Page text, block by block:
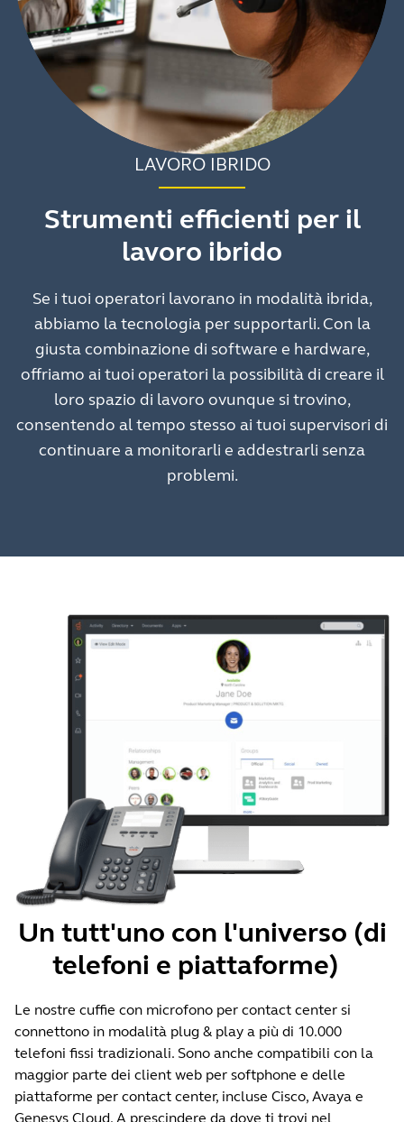
LAVORO IBRIDO
Strumenti efficienti per il
lavoro ibrido
Se i tuoi operatori lavorano in modalità ibrida,
abbiamo la tecnologia per supportarli. Con la
giusta combinazione di software e hardware,
offriamo ai tuoi operatori la possibilità di creare il
loro spazio di lavoro ovunque si trovino,
consentendo al tempo stesso ai tuoi supervisori di
continuare a monitorarli e addestrarli senza
problemi.
Un tutt'uno con l'universo (di
telefoni e piattaforme)
Le nostre cuffie con microfono per contact center si
connettono in modalità plug & play a più di 10.000
telefoni fissi tradizionali. Sono anche compatibili con la
maggior parte dei client web per softphone e delle
piattaforme per contact center, incluse Cisco, Avaya e
Genesys Cloud. A prescindere da dove ti trovi nel